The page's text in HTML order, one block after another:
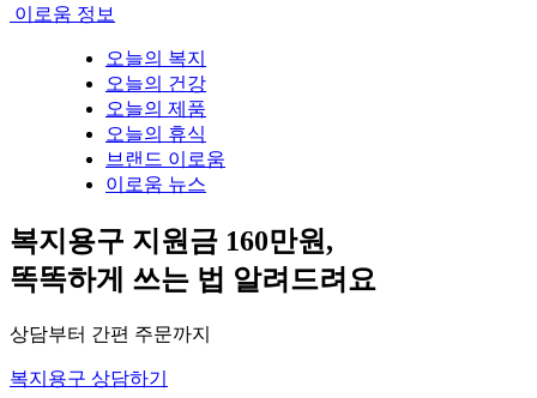
이로움 정보
오늘의 복지
오늘의 건강
오늘의 제품
오늘의 휴식
브랜드 이로움
이로움 뉴스
복지용구 지원금 160만원,
똑똑하게 쓰는 법 알려드려요
상담부터 간편 주문까지
복지용구 상담하기